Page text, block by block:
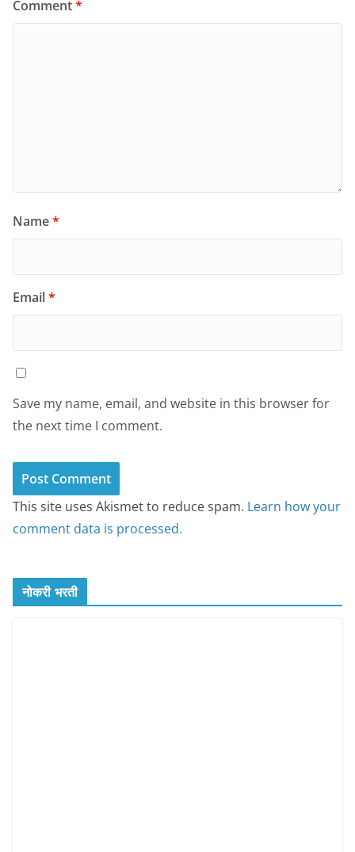
Comment*
Name*
Email*
Save my name, email, and website in this browser for
the next time I comment.
This site uses Akismet to reduce spam. Learn how your
comment data is processed.
नोकरी भरती